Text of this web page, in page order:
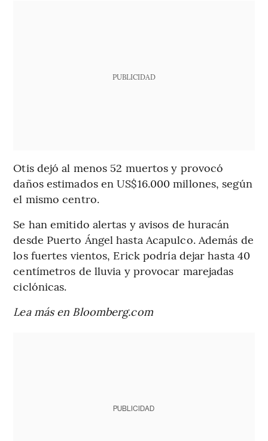
PUBLICIDAD
Otis dejó al menos 52 muertos y provocó
daños estimados en US$16.000 millones, según
el mismo centro.
Se han emitido alertas y avisos de huracán
desde Puerto Ángel hasta Acapulco. Además de
los fuertes vientos, Erick podría dejar hasta 40
centímetros de lluvia y provocar marejadas
ciclónicas.
Lea más en Bloomberg.com
PUBLICIDAD